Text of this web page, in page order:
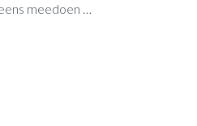
meedoen …